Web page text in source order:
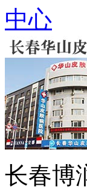
中心
长春博